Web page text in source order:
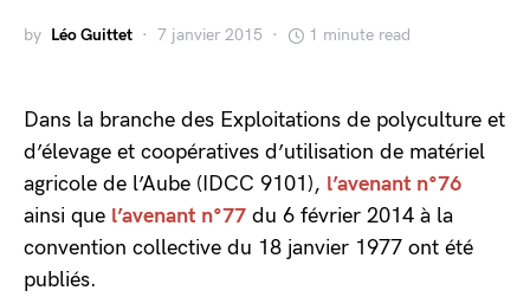
by Léo Guittet 7 janvier 2015 1 minute read
Dans la branche des Exploitations de polyculture et
d’élevage et coopératives d’utilisation de matériel
agricole de l’Aube (IDCC 9101), l’avenant n°76
ainsi que l’avenant n°77 du 6 février 2014 à la
convention collective du 18 janvier 1977 ont été
publiés.